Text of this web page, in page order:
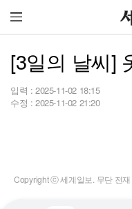
[3일의 날씨]
입력 : 2025-11-02 18:15
수정 : 2025-11-02 21:20
Copyright ⓒ 세계일보. 무단 전재